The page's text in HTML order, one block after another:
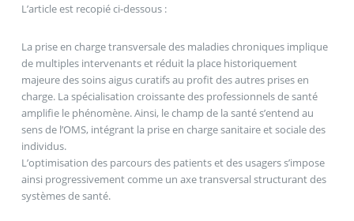
L’article est recopié ci-dessous :
La prise en charge transversale des maladies chroniques implique
de multiples intervenants et réduit la place historiquement
majeure des soins aigus curatifs au profit des autres prises en
charge. La spécialisation croissante des professionnels de santé
amplifie le phénomène. Ainsi, le champ de la santé s’entend au
sens de l’OMS, intégrant la prise en charge sanitaire et sociale des
individus.
L’optimisation des parcours des patients et des usagers s’impose
ainsi progressivement comme un axe transversal structurant des
systèmes de santé.